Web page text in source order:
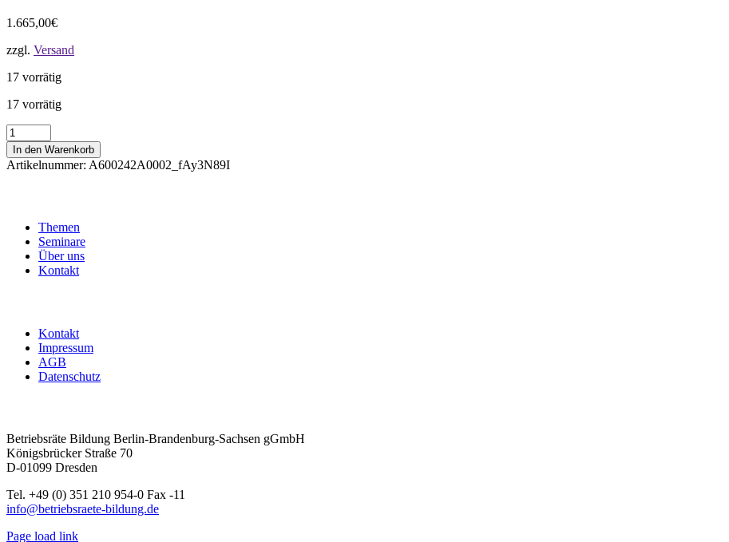
1.665,00€
zzgl. Versand
17 vorrätig
17 vorrätig
BR
kompakt
1
-
ohne
Übernachtung
Menge
In den Warenkorb
Artikelnummer: A600242A0002_fAy3N89I
Themen
Seminare
Über uns
Kontakt
Kontakt
Impressum
AGB
Datenschutz
Betriebsräte Bildung Berlin-Brandenburg-Sachsen gGmbH
Königsbrücker Straße 70
D-01099 Dresden
Tel. +49 (0) 351 210 954-0 Fax -11
info@betriebsraete-bildung.de
Page load link